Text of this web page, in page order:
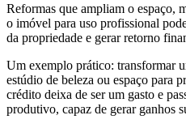
Reformas que ampliam o espaço,
o imóvel para uso profissional
da propriedade e gerar retorno
Um exemplo prático: transformar
estúdio de beleza ou espaço para
crédito deixa de ser um gasto e
produtivo, capaz de gerar ganhos